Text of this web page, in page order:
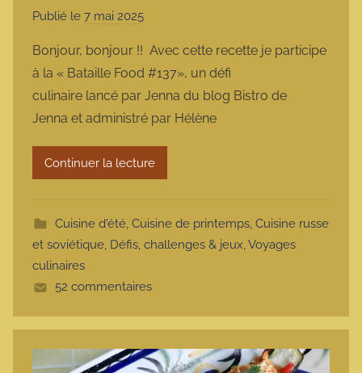
Publié le 7 mai 2025
m
a
r
o
t
e
Bonjour, bonjour !! Avec cette recette je participe
à la « Bataille Food #137», un défi
culinaire lancé par Jenna du blog Bistro de
Jenna et administré par Hélène
Continuer la lecture
Cuisine d'été, Cuisine de printemps, Cuisine russe
et soviétique, Défis, challenges & jeux,Voyages
culinaires
52 commentaires